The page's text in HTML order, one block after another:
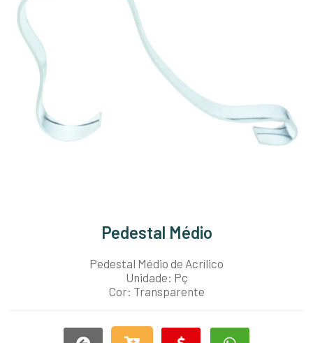
Pedestal Médio
Pedestal Médio de Acrílico
Unidade: Pç
Cor: Transparente